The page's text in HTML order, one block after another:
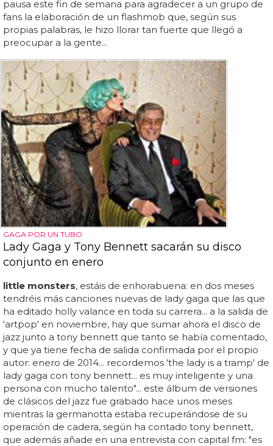
pausa este fin de semana para agradecer a un grupo de
fans la elaboración de un flashmob que, según sus
propias palabras, le hizo llorar tan fuerte que llegó a
preocupar a la gente...
GAGA POR UN TUBO
Lady Gaga y Tony Bennett sacarán su disco
conjunto en enero
little monsters, estáis de enhorabuena: en dos meses
tendréis más canciones nuevas de lady gaga que las que
ha editado holly valance en toda su carrera... a la salida de
'artpop' en noviembre, hay que sumar ahora el disco de
jazz junto a tony bennett que tanto se había comentado,
y que ya tiene fecha de salida confirmada por el propio
autor: enero de 2014... recordemos 'the lady is a tramp' de
lady gaga con tony bennett... es muy inteligente y una
persona con mucho talento"... este álbum de versiones
de clásicos del jazz fue grabado hace unos meses
mientras la germanotta estaba recuperándose de su
operación de cadera, según ha contado tony bennett,
que además añade en una entrevista con capital fm: "es